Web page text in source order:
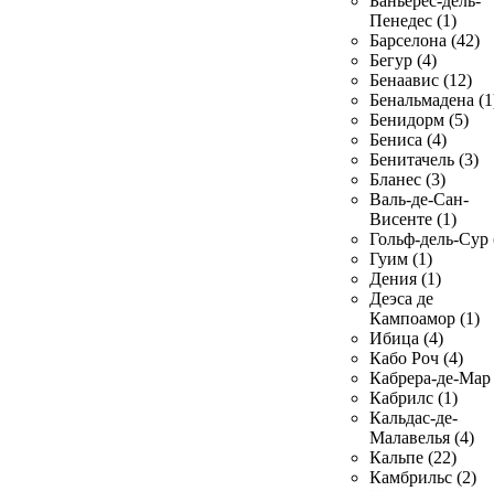
Пенедес (1)
Барселона (42)
Бегур (4)
Бенаавис (12)
Бенальмадена
Бенидорм (5)
Бениса (4)
Бенитачель (3)
Бланес (3)
Валь-де-Сан-
Висенте (1)
Гольф-дель-Сур
Гуим (1)
Дения (1)
Деэса де
Кампоамор (1)
Ибица (4)
Кабо Роч (4)
Кабрера-де-Мар
Кабрилс (1)
Кальдас-де-
Малавелья (4)
Кальпе (22)
Камбрильс (2)